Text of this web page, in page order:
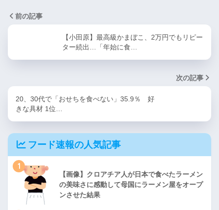
前の記事
【小田原】最高級かまぼこ、2万円でもリピー
ター続出…「年始に食…
次の記事
20、30代で「おせちを食べない」35.9％ 好
きな具材 1位…
フード速報の人気記事
1
【画像】クロアチア人が日本で食べたラーメン
の美味さに感動して母国にラーメン屋をオープ
ンさせた結果